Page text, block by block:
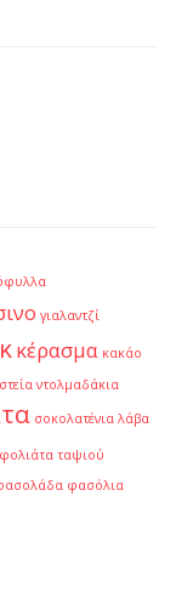
γιαλαντζί
κέρασμα κακάο
ντολμαδάκια
σοκολατένια λάβα
ταψιού
φασόλια